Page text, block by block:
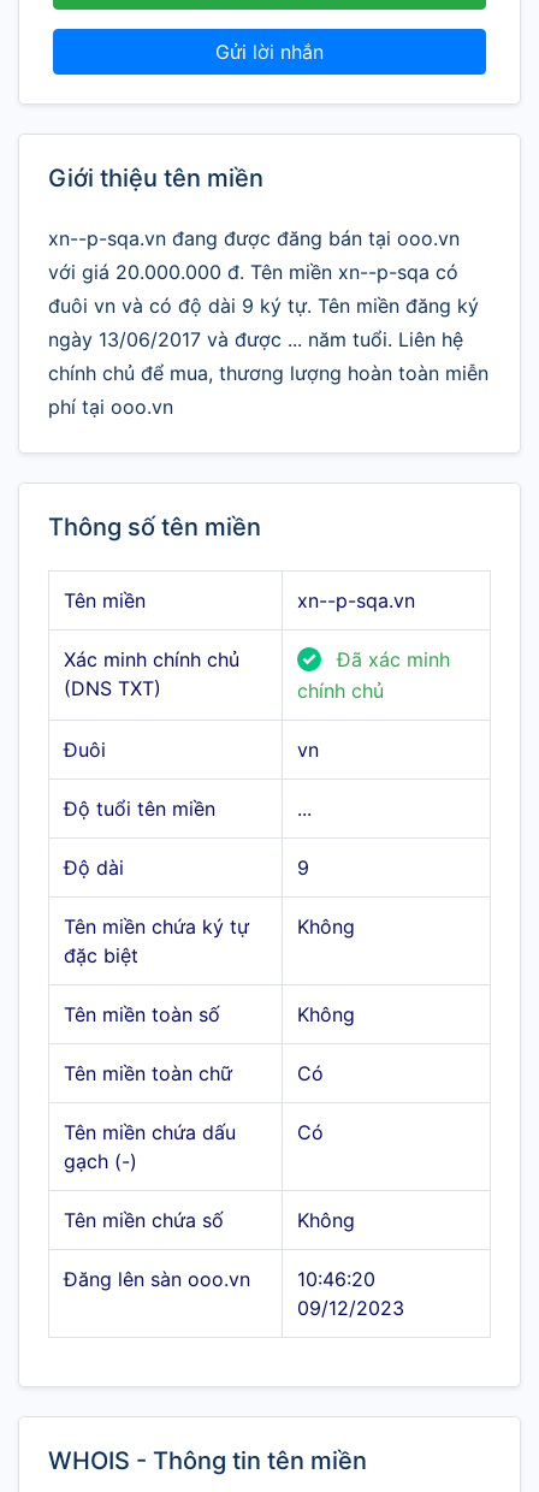
Gửi lời nhắn
Giới thiệu tên miền
xn--p-sqa.vn đang được đăng bán tại ooo.vn
với giá 20.000.000 đ. Tên miền xn--p-sqa có
đuôi vn và có độ dài 9 ký tự. Tên miền đăng ký
ngày 13/06/2017 và được ... năm tuổi. Liên hệ
chính chủ để mua, thương lượng hoàn toàn miễn
phí tại ooo.vn
Thông số tên miền
Tên miền xn--p-sqa.vn
Xác minh chính chủ
(DNS TXT)
Đã xác minh
chính chủ
Đuôi vn
Độ tuổi tên miền ...
Độ dài 9
Tên miền chứa ký tự
đặc biệt
Không
Tên miền toàn số Không
Tên miền toàn chữ Có
Tên miền chứa dấu
gạch (-)
Có
Tên miền chứa số Không
Đăng lên sàn ooo.vn
10:46:20
09/12/2023
WHOIS - Thông tin tên miền